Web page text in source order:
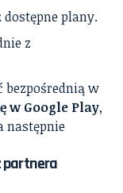
plany.
z
bezpośrednią w
w Google Play,
następnie
partnera